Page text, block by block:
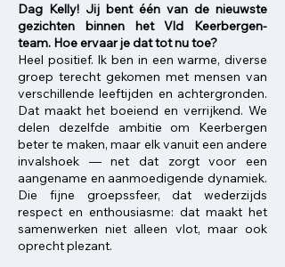
​Dag Kelly! Jij bent één van de nieuwste
gezichten binnen het Vld Keerbergen-
team. Hoe ervaar je dat tot nu toe?
Heel positief. Ik ben in een warme, diverse
groep terecht gekomen met mensen van
verschillende leeftijden en achtergronden.
Dat maakt het boeiend en verrijkend. We
delen dezelfde ambitie om Keerbergen
beter te maken, maar elk vanuit een andere
invalshoek — net dat zorgt voor een
aangename en aanmoedigende dynamiek.
Die fijne groepssfeer, dat wederzijds
respect en enthousiasme: dat maakt het
samenwerken niet alleen vlot, maar ook
oprecht plezant.